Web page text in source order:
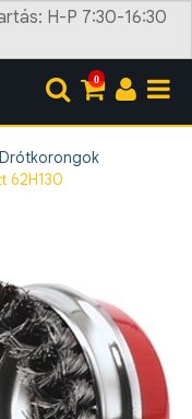
H-P 7:30-16:30
0
Drótkorongok
62H130